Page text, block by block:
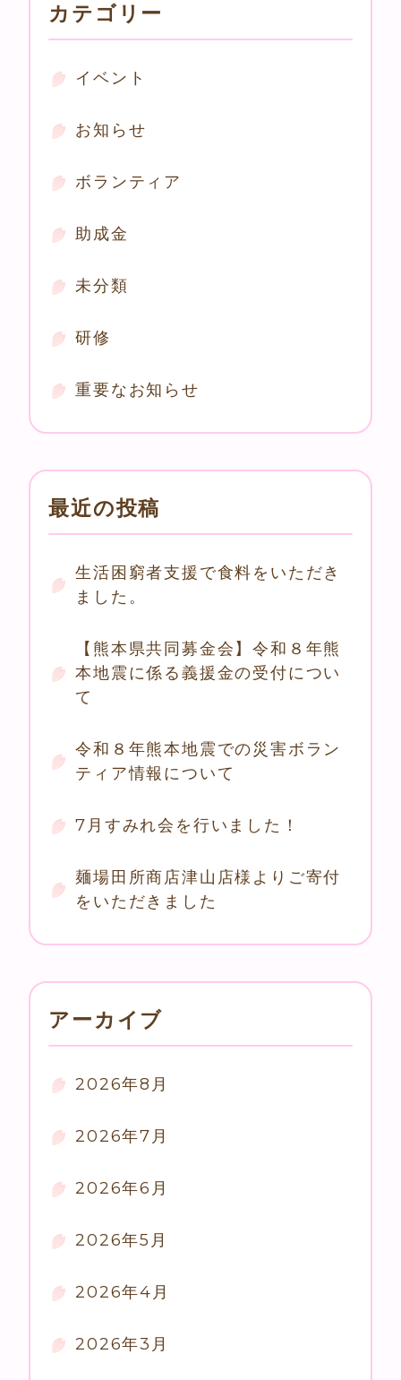
カテゴリー
イベント
お知らせ
ボランティア
助成金
未分類
研修
重要なお知らせ
最近の投稿
生活困窮者支援で食料をいただき
ました。
【熊本県共同募金会】令和８年熊
本地震に係る義援金の受付につい
て
令和８年熊本地震での災害ボラン
ティア情報について
7月すみれ会を行いました！
麺場田所商店津山店様よりご寄付
をいただきました
アーカイブ
2026年8月
2026年7月
2026年6月
2026年5月
2026年4月
2026年3月